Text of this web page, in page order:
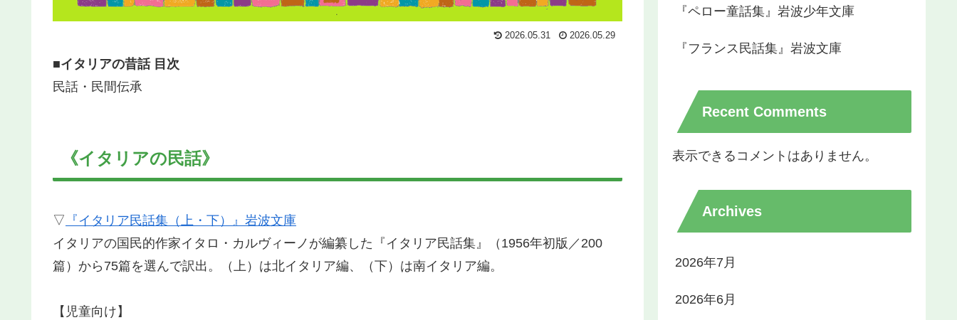
2026.05.31 2026.05.29
■イタリアの昔話 目次
民話・民間伝承
《イタリアの民話》
▽ 『イタリア民話集（上・下）』岩波文庫
イタリアの国民的作家イタロ・カルヴィーノが編纂した『イタリア民話集』（1956年初版／200
篇）から75篇を選んで訳出。（上）は北イタリア編、（下）は南イタリア編。
【児童向け】
『ペロー童話集』岩波少年文庫
『フランス民話集』岩波文庫
Recent Comments
表示できるコメントはありません。
Archives
2026年7月
2026年6月